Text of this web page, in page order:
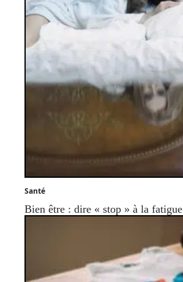
Santé
Bien être : dire « stop » à la fatigue